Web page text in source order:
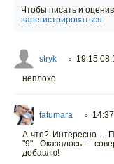
Чтобы писать и
зарегистрироваться
stryk ○ 19:15
неплохо
fatumara ○
А что? Интересно ...
"9". Оказалось -
добавлю!